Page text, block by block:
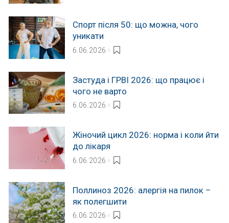
Спорт після 50: що можна, чого
уникати
6.06.2026
Застуда і ГРВІ 2026: що працює і
чого не варто
6.06.2026
Жіночий цикл 2026: норма і коли йти
до лікаря
6.06.2026
Поллиноз 2026: алергія на пилок –
як полегшити
6.06.2026